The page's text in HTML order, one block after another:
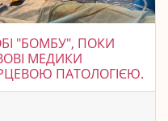
"БОМБУ", ПОКИ
МЕДИКИ
ПАТОЛОГІЄЮ.